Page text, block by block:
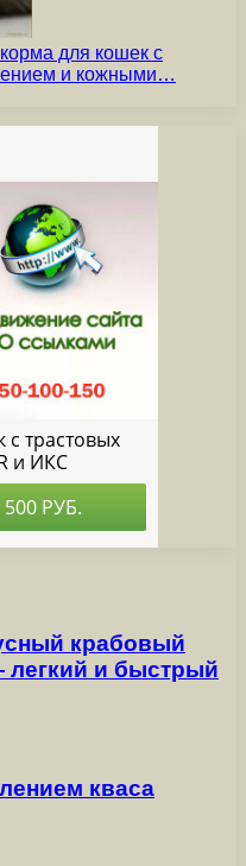
для кошек с
и кожными…
крабовый
легкий и быстрый
кваса